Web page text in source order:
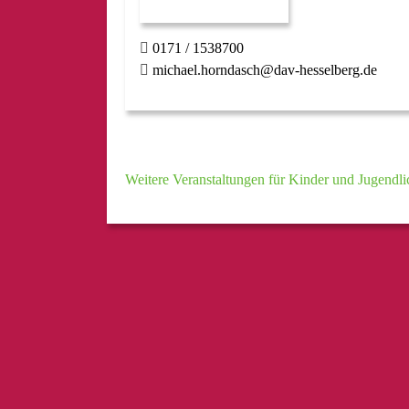
0171 / 1538700
michael.horndasch@dav-hesselberg.de
Weitere Veranstaltungen für Kinder und